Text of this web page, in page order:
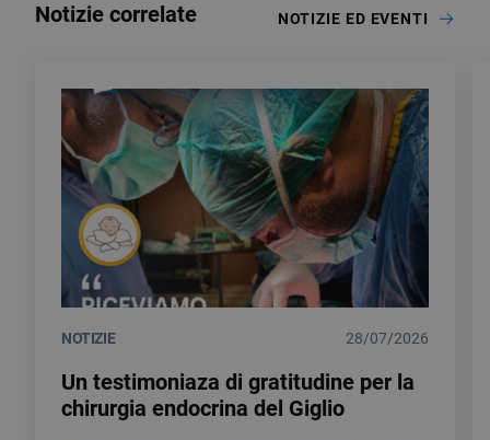
Notizie correlate NOTIZIE ED EVENTI
NOTIZIE 28/07/2026
Un testimoniaza di gratitudine per la
chirurgia endocrina del Giglio